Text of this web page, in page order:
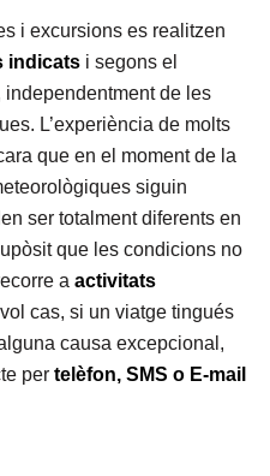
i excursions es realitzen
indicats i segons el
de les
L’experiència de molts
que en el moment de la
siguin
ser totalment diferents en
que les condicions no
a activitats
cas, si un viatge tingués
causa excepcional,
per telèfon, SMS o E-mail